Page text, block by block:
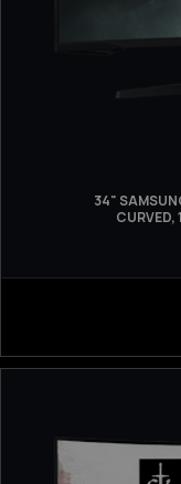
34"
CURVED,